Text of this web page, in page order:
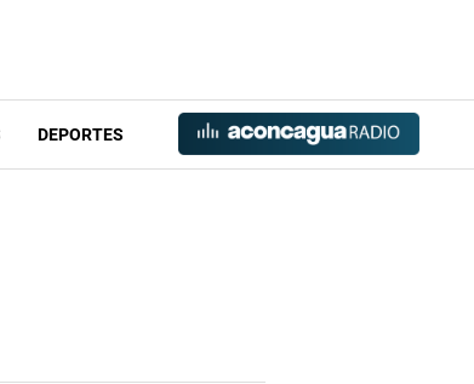
DEPORTES